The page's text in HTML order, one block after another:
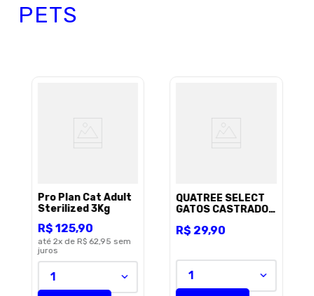
PETS
Pro Plan Cat Adult
Sterilized 3Kg
R$125,90
até 2x de R$ 62,95 sem
juros
1
QUATREE SELECT
GATOS CASTRADOS
R$ 29,90
1